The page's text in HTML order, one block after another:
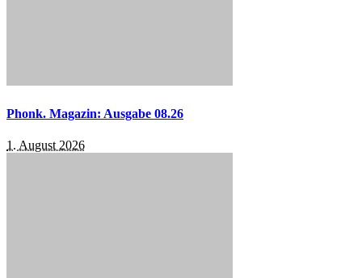
Phonk. Magazin: Ausgabe 08.26
1. August 2026